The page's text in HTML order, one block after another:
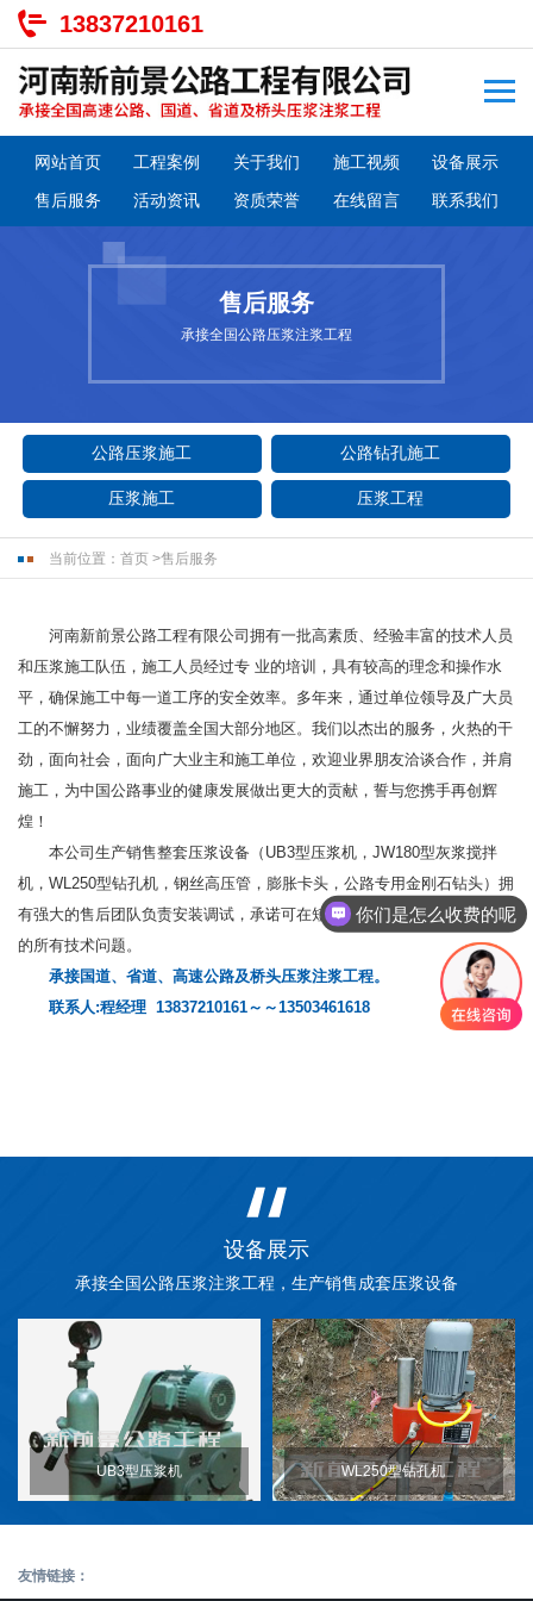
13837210161
网站首页 工程案例 关于我们 施工视频
设备展示
售后服务
活动资讯 资质荣誉 在线留言 联系我们
售后服务
承接全国公路压浆注浆工程
公路压浆施工 公路钻孔施工
压浆施工 压浆工程
当前位置： 首页 >售后服务
河南新前景公路工程有限公司拥有一批高素质、经验丰富的技术人员
和压浆施工队伍，施工人员经过专 业的培训，具有较高的理念和操作水
平，确保施工中每一道工序的安全效率。多年来，通过单位领导及广大员
工的不懈努力，业绩覆盖全国大部分地区。我们以杰出的服务，火热的干
劲，面向社会，面向广大业主和施工单位，欢迎业界朋友洽谈合作，并肩
施工，为中国公路事业的健康发展做出更大的贡献，誓与您携手再创辉
煌！
本公司生产销售整套压浆设备（UB3型压浆机，JW180型灰浆搅拌
机，WL250型钻孔机，钢丝高压管，膨胀卡头，公路专用金刚石钻头）拥
有强大的售后团队负责安装调试，承诺可在短时间内解决您在使用过程中
的所有技术问题。
承接国道、省道、高速公路及桥头压浆注浆工程。
联系人:程经理 13837210161～～13503461618
设备展示
承接全国公路压浆注浆工程，生产销售成套压浆设备
UB3型压浆机 WL250型钻孔机
友情链接：
你们是怎么收费的呢
现在有优惠活动吗